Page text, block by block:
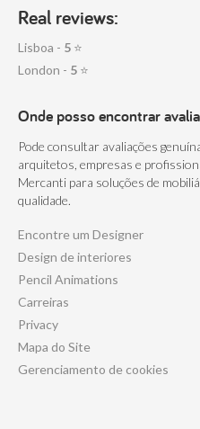
Real reviews:
Lisboa - 5 ⭐
London - 5 ⭐
Onde posso encontrar
Pode consultar avaliações
arquitetos, empresas e
Mercanti para soluções de
qualidade.
Encontre um Designer
Design de interiores
Pencil Animations
Carreiras
Privacy
Mapa do Site
Gerenciamento de cookies